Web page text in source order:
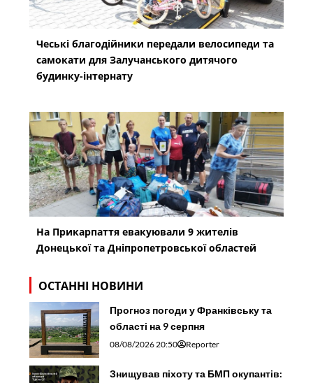
Чеські благодійники передали велосипеди та
самокати для Залучанського дитячого
будинку-інтернату
На Прикарпаття евакуювали 9 жителів
Донецької та Дніпропетровської областей
ОСТАННІ НОВИНИ
Прогноз погоди у Франківську та
області на 9 серпня
08/08/2026 20:50 Reporter
Знищував піхоту та БМП окупантів: